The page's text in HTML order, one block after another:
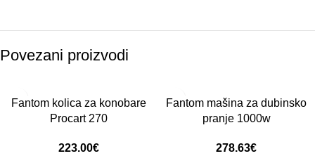
Povezani proizvodi
Fantom kolica za konobare
Procart 270
223.00€
Fantom mašina za dubinsko
pranje 1000w
278.63€